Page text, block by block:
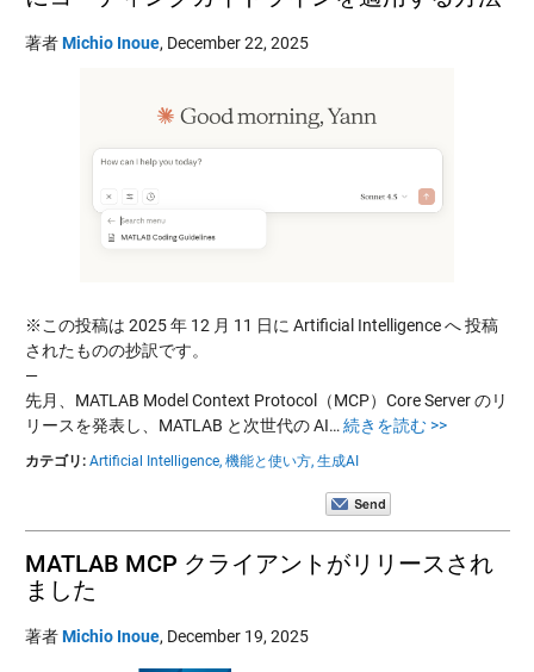
著者Michio Inoue, December 22, 2025
※この投稿は 2025 年 12 月 11 日に Artificial Intelligence へ 投稿
されたものの抄訳です。
—
先月、MATLAB Model Context Protocol（MCP）Core Server のリ
リースを発表し、MATLAB と次世代の AI… 続きを読む >>
カテゴリ: Artificial Intelligence, 機能と使い方, 生成AI
MATLAB MCP クライアントがリリースされ
ました
著者Michio Inoue, December 19, 2025